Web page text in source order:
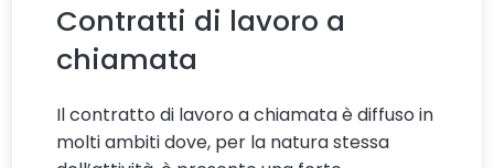
Contratti di lavoro a
chiamata
Il contratto di lavoro a chiamata è diffuso in
molti ambiti dove, per la natura stessa